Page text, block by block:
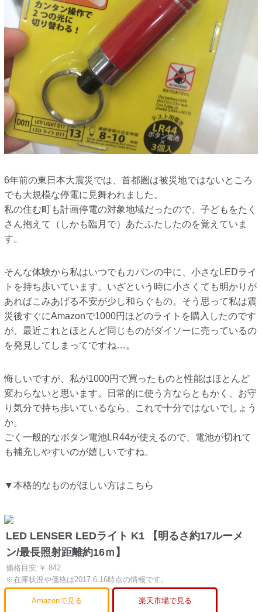
6年前の東日本大震災では、首都圏は被災地ではないところ
でも大規模な停電に見舞われました。
私の住む町も計画停電の対象地域だったので、子どもをたく
さん抱えて（しかも臨月で）あたふたしたのを覚えていま
す。
そんな体験から私はいつでもカバンの中に、小さなLEDライ
トを持ち歩いています。いざという時に小さくても明かりが
あればこみあげる不安が少し和らぐもの。そう思って私は震
災後すぐにAmazonで1000円ほどのライトを購入したのです
が、最近これとほとんど同じものがダイソーに売っているの
を発見してしまってですね…。
悔しいですが、私が1000円で買ったものと性能はほとんど
変わらないと思います。日常的に使う方ならともかく、お守
り気分で持ち歩いているなら、これで十分ではないでしょう
か。
ごく一般的なボタン電池LR44が使えるので、電池が切れて
も補充しやすいのが嬉しいですね。
▼本格的なものがほしい方はこちら
LED LENSER LEDライト K1 【明るさ約17ルーメ
ン/最長照射距離約16ｍ】
価格目安:￥ 842
※在庫状況や価格は2017.6.16時点の情報です。
Amazonで見る 楽天市場で見る